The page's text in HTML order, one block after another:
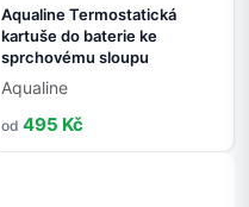
Aqualine Termostatická
kartuše do baterie ke
sprchovému sloupu
Aqualine
od 495 Kč